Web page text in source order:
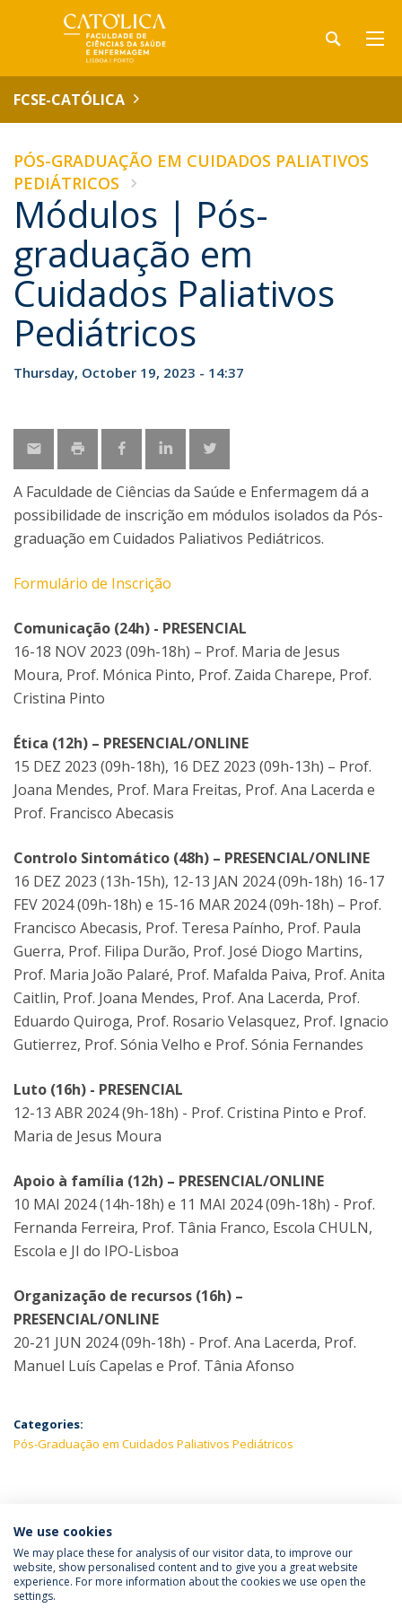
FCSE-CATÓLICA
PÓS-GRADUAÇÃO EM CUIDADOS PALIATIVOS
PEDIÁTRICOS
Módulos | Pós-
graduação em
Cuidados Paliativos
Pediátricos
Thursday, October 19, 2023 - 14:37
A Faculdade de Ciências da Saúde e Enfermagem dá a
possibilidade de inscrição em módulos isolados da Pós-
graduação em Cuidados Paliativos Pediátricos.
Formulário de Inscrição
Comunicação (24h) - PRESENCIAL
16-18 NOV 2023 (09h-18h) – Prof. Maria de Jesus
Moura, Prof. Mónica Pinto, Prof. Zaida Charepe, Prof.
Cristina Pinto
Ética (12h) – PRESENCIAL/ONLINE
15 DEZ 2023 (09h-18h), 16 DEZ 2023 (09h-13h) – Prof.
Joana Mendes, Prof. Mara Freitas, Prof. Ana Lacerda e
Prof. Francisco Abecasis
Controlo Sintomático (48h) – PRESENCIAL/ONLINE
16 DEZ 2023 (13h-15h), 12-13 JAN 2024 (09h-18h) 16-17
FEV 2024 (09h-18h) e 15-16 MAR 2024 (09h-18h) – Prof.
Francisco Abecasis, Prof. Teresa Paínho, Prof. Paula
Guerra, Prof. Filipa Durão, Prof. José Diogo Martins,
Prof. Maria João Palaré, Prof. Mafalda Paiva, Prof. Anita
Caitlin, Prof. Joana Mendes, Prof. Ana Lacerda, Prof.
Eduardo Quiroga, Prof. Rosario Velasquez, Prof. Ignacio
Gutierrez, Prof. Sónia Velho e Prof. Sónia Fernandes
Luto (16h) - PRESENCIAL
12-13 ABR 2024 (9h-18h) - Prof. Cristina Pinto e Prof.
Maria de Jesus Moura
Apoio à família (12h) – PRESENCIAL/ONLINE
10 MAI 2024 (14h-18h) e 11 MAI 2024 (09h-18h) - Prof.
Fernanda Ferreira, Prof. Tânia Franco, Escola CHULN,
Escola e JI do IPO-Lisboa
Organização de recursos (16h) –
PRESENCIAL/ONLINE
20-21 JUN 2024 (09h-18h) - Prof. Ana Lacerda, Prof.
Manuel Luís Capelas e Prof. Tânia Afonso
Categories:
Pós-Graduação em Cuidados Paliativos Pediátricos
LATEST NEWS
Política de Privacidade
Termos e Condições
We use cookies
We may place these for analysis of our visitor data, to improve our
website, show personalised content and to give you a great website
experience. For more information about the cookies we use open the
settings.